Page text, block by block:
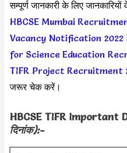
सम्पूर्ण जानकारी के लिए
HBCSE Mumbai
Vacancy Notification 2022
for Science Education
TIFR Project Recruitment
जरूर चेक करें।
HBCSE TIFR Important
दिनांक):-